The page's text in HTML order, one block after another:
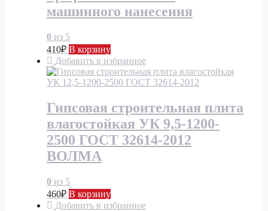
машинного нанесения
0 из 5
410₽ В корзину
Добавить в избранное
Гипсовая строительная плита
влагостойкая УК 9,5-1200-
2500 ГОСТ 32614-2012
ВОЛМА
0 из 5
460₽ В корзину
Добавить в избранное